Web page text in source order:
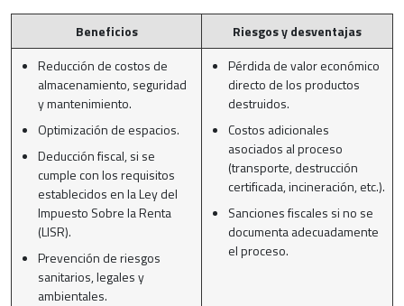
Beneficios
Riesgos y desventajas
Reducción de costos de
almacenamiento, seguridad
y mantenimiento.
Optimización de espacios.
Deducción fiscal, si se
cumple con los requisitos
establecidos en la Ley del
Impuesto Sobre la Renta
(LISR).
Prevención de riesgos
sanitarios, legales y
ambientales.
Pérdida de valor económico
directo de los productos
destruidos.
Costos adicionales
asociados al proceso
(transporte, destrucción
certificada, incineración, etc.).
Sanciones fiscales si no se
documenta adecuadamente
el proceso.